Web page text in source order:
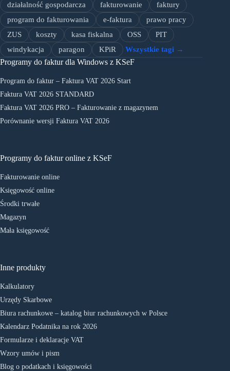
działalność gospodarcza
fakturowanie
faktury
program do fakturowania
e-faktura
prawo pracy
ZUS
koszty kasa fiskalna OSS
PIT
windykacja
paragon KPiR Wszystkie tagi →
Programy do faktur dla Windows z KSeF
Program do faktur – Faktura VAT 2026 Start
Faktura VAT 2026 STANDARD
Faktura VAT 2026 PRO – Fakturowanie z magazynem
Porównanie wersji Faktura VAT 2026
Programy do faktur online z KSeF
Fakturowanie online
Księgowość online
Środki trwałe
Magazyn
Mała księgowość
Inne produkty
Kalkulatory
Urzędy Skarbowe
Biura rachunkowe – katalog biur rachunkowych w Polsce
Kalendarz Podatnika na rok 2026
Formularze i deklaracje VAT
Wzory umów i pism
Blog o podatkach i księgowości